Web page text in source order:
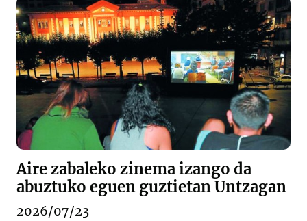
Aire zabaleko zinema izango da
abuztuko eguen guztietan Untzagan
2026/07/23